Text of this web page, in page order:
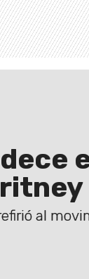
al